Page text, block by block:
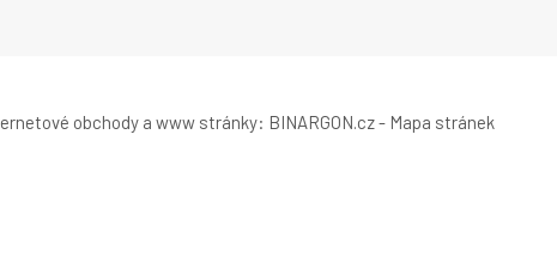
obchody a www stránky: BINARGON.cz- Mapa stránek